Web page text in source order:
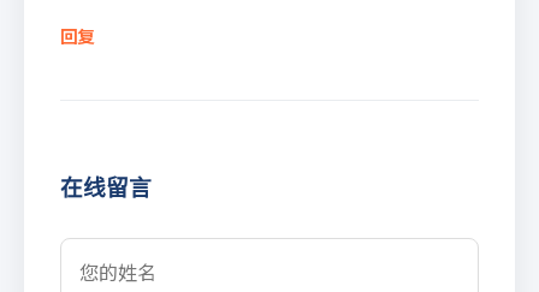
回复
在线留言